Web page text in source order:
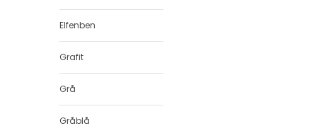
Elfenben
Grafit
Grå
Gråblå